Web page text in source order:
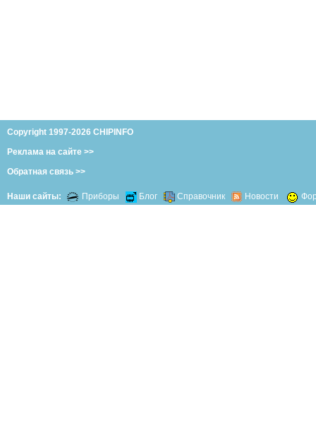
Copyright 1997-2026 CHIPINFO
Реклама на сайте >>
Обратная связь >>
Наши сайты: Приборы Блог Справочник Новости